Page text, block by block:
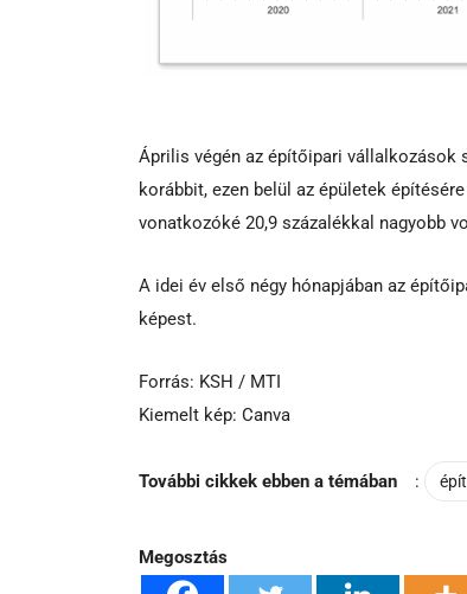
Április végén az építőipari vállalkozások
korábbit, ezen belül az épületek
vonatkozóké 20,9 százalékkal nagyobb
A idei év első négy hónapjában az
képest.
Forrás: KSH / MTI
Kiemelt kép: Canva
További cikkek ebben a témában :
Megosztás